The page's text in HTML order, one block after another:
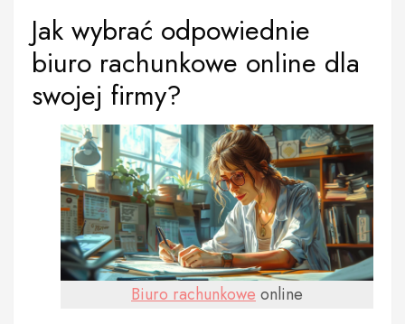
Jak wybrać odpowiednie
biuro rachunkowe online dla
swojej firmy?
Biuro rachunkowe online